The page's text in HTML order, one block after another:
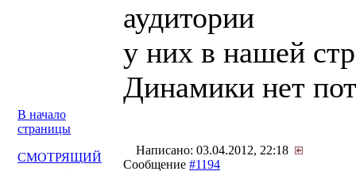
аудитории
у них в нашей
Динамики нет
В начало
страницы
СМОТРЯЩИЙ
Написано: 03.04.2012, 22:18
Сообщение #1194